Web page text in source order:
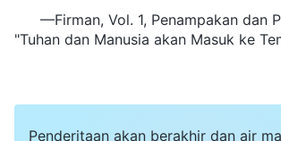
—Firman, Vol. 1, Penampakan dan
"Tuhan dan Manusia akan Masuk ke
Penderitaan akan berakhir dan air